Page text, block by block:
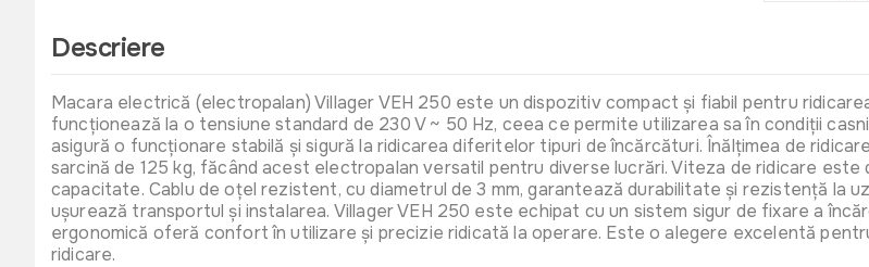
Descriere
Macara electrică (electropalan) Villager VEH 250 este un dispozitiv compact și fiabil pentru
funcționează la o tensiune standard de 230 V ~ 50 Hz, ceea ce permite utilizarea sa în condiții
asigură o funcționare stabilă și sigură la ridicarea diferitelor tipuri de încărcături. Înălțimea de
sarcină de 125 kg, făcând acest electropalan versatil pentru diverse lucrări. Viteza de ridicare este
capacitate. Cablu de oțel rezistent, cu diametrul de 3 mm, garantează durabilitate și rezistență la
ușurează transportul și instalarea. Villager VEH 250 este echipat cu un sistem sigur de fixare a
ergonomică oferă confort în utilizare și precizie ridicată la operare. Este o alegere excelentă
ridicare.